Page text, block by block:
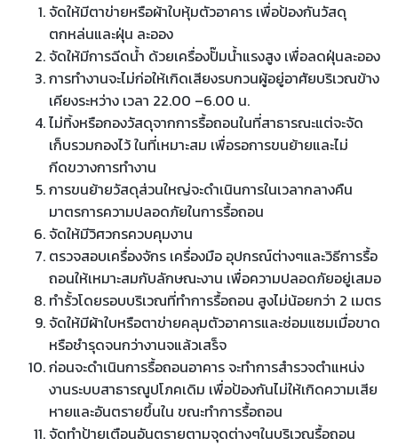
จัดให้มีตาข่ายหรือผ้าใบหุ้มตัวอาคาร เพื่อป้องกันวัสดุ
ตกหล่นและฝุ่น ละออง
จัดให้มีการฉีดน้ำ ด้วยเครื่องปั๊มน้ำแรงสูง เพื่อลดฝุ่นละออง
การทำงานจะไม่ก่อให้เกิดเสียงรบกวนผู้อยู่อาศัยบริเวณข้าง
เคียงระหว่าง เวลา 22.00 –6.00 น.
ไม่ทิ้งหรือกองวัสดุจากการรื้อถอนในที่สาธารณะแต่จะจัด
เก็บรวมกองไว้ ในที่เหมาะสม เพื่อรอการขนย้ายและไม่
กีดขวางการทำงาน
การขนย้ายวัสดุส่วนใหญ่จะดำเนินการในเวลากลางคืน
มาตรการความปลอดภัยในการรื้อถอน
จัดให้มีวิศวกรควบคุมงาน
ตรวจสอบเครื่องจักร เครื่องมือ อุปกรณ์ต่างๆและวิธีการรื้อ
ถอนให้เหมาะสมกับลักษณะงาน เพื่อความปลอดภัยอยู่เสมอ
ทำรั้วโดยรอบบริเวณที่ทำการรื้อถอน สูงไม่น้อยกว่า 2 เมตร
จัดให้มีผ้าใบหรือตาข่ายคลุมตัวอาคารและซ่อมแซมเมื่อขาด
หรือชำรุดจนกว่างานจแล้วเสร็จ
ก่อนจะดำเนินการรื้อถอนอาคาร จะทำการสำรวจตำแหน่ง
งานระบบสาธารณูปโภคเดิม เพื่อป้องกันไม่ให้เกิดความเสีย
หายและอันตรายขึ้นใน ขณะทำการรื้อถอน
จัดทำป้ายเตือนอันตรายตามจุดต่างๆในบริเวณรื้อถอน